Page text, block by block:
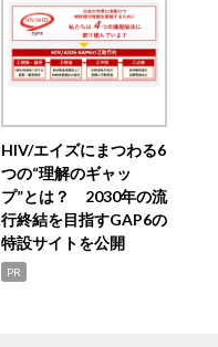
HIV/エイズにまつわる6
つの“理解のギャッ
プ”とは？ 2030年の流
行終結を目指すGAP6の
特設サイトを公開
PR